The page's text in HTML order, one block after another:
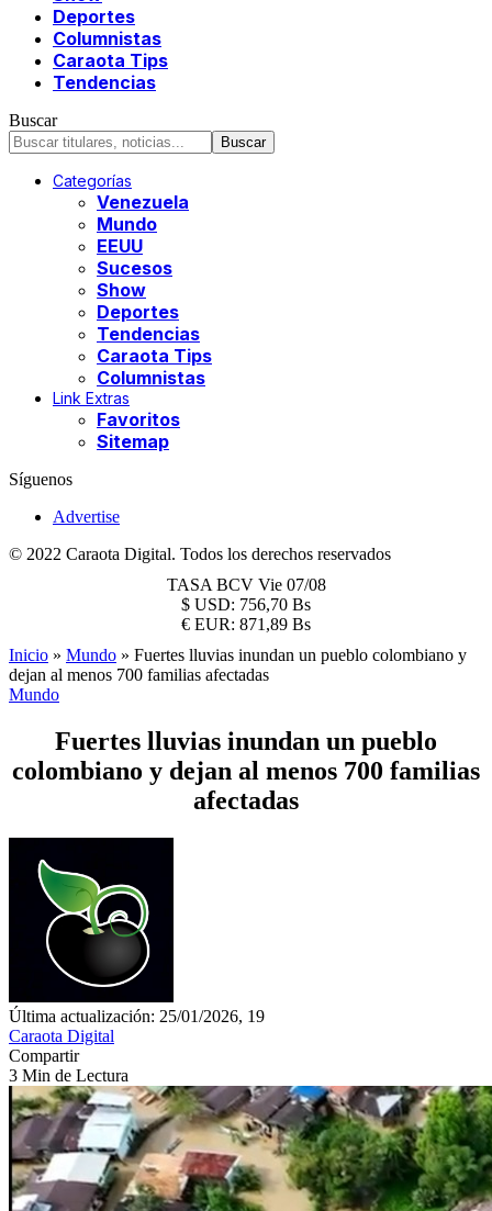
Deportes
Columnistas
Caraota Tips
Tendencias
Buscar
Categorías
Venezuela
Mundo
EEUU
Sucesos
Show
Deportes
Tendencias
Caraota Tips
Columnistas
Link Extras
Favoritos
Sitemap
Síguenos
Advertise
© 2022 Caraota Digital. Todos los derechos reservados
TASA BCV Vie 07/08
$ USD: 756,70 Bs
€ EUR: 871,89 Bs
Inicio » Mundo » Fuertes lluvias inundan un pueblo colombiano y
dejan al menos 700 familias afectadas
Mundo
Fuertes lluvias inundan un pueblo
colombiano y dejan al menos 700 familias
afectadas
Última actualización: 25/01/2026, 19
Caraota Digital
Compartir
3 Min de Lectura